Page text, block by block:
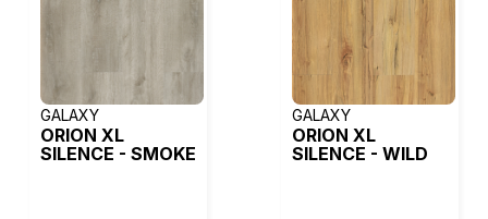
GALAXY
ORION XL
SILENCE - SMOKE
GALAXY
ORION XL
SILENCE - WILD